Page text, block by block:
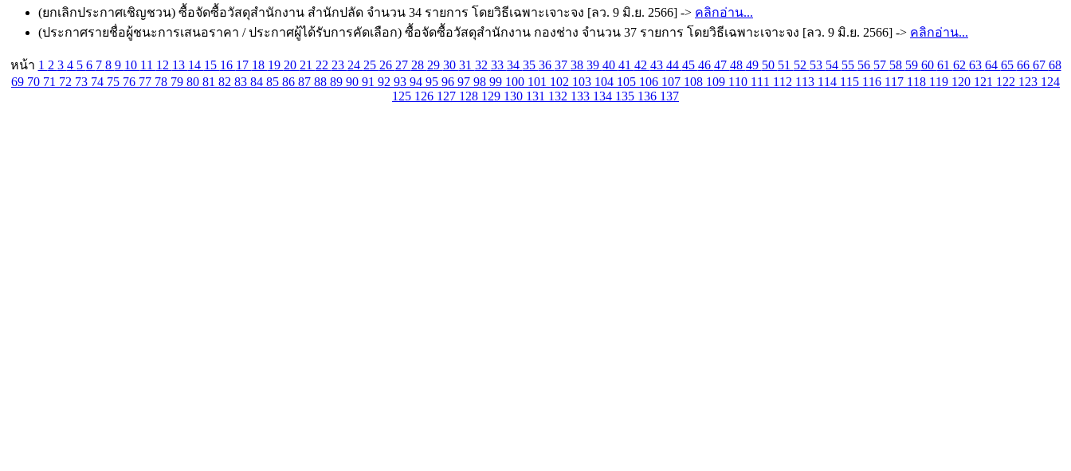
(ยกเลิกประกาศเชิญชวน) ซื้อจัดซื้อวัสดุสำนักงาน สำนักปลัด จำนวน 34 รายการ โดยวิธีเฉพาะเจาะจง [ลว. 9 มิ.ย. 2566] -> คลิกอ่าน...
(ประกาศรายชื่อผู้ชนะการเสนอราคา / ประกาศผู้ได้รับการคัดเลือก) ซื้อจัดซื้อวัสดุสำนักงาน กองช่าง จำนวน 37 รายการ โดยวิธีเฉพาะเจาะจง [ลว. 9 มิ.ย. 2566] -> คลิกอ่าน...
หน้า 1 2 3 4 5 6 7 8 9 10 11 12 13 14 15 16 17 18 19 20 21 22 23 24 25 26 27 28 29 30 31 32 33 34 35 36 37 38 39 40 41 42 43 44 45 46 47 48 49 50 51 52 53 54 55 56 57 58 59 60 61 62 63 64 65 66 67 68
69 70 71 72 73 74 75 76 77 78 79 80 81 82 83 84 85 86 87 88 89 90 91 92 93 94 95 96 97 98 99 100 101 102 103 104 105 106 107 108 109 110 111 112 113 114 115 116 117 118 119 120 121 122 123 124
125 126 127 128 129 130 131 132 133 134 135 136 137